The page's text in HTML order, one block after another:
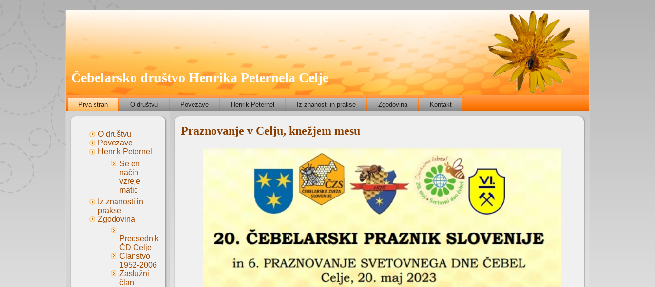
Čebelarsko društvo Henrika Peternela Celje
Prva stran O društvu Povezave Henrik Peternel Iz znanosti in prakse Zgodovina Kontakt
O društvu
Povezave
Henrik Peternel
Še en
način
vzreje
matic
Iz znanosti in
prakse
Zgodovina
Predsedniki
ČD Celje
Članstvo
1952-2006
Zaslužni
člani
Praznovanje v Celju, knežjem mesu